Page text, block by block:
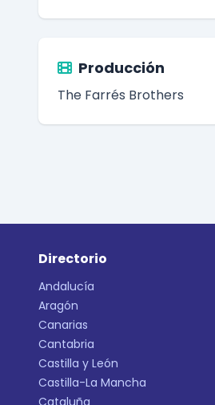
Producción
The Farrés Brothers
Directorio
Andalucía
Aragón
Canarias
Cantabria
Castilla y León
Castilla-La Mancha